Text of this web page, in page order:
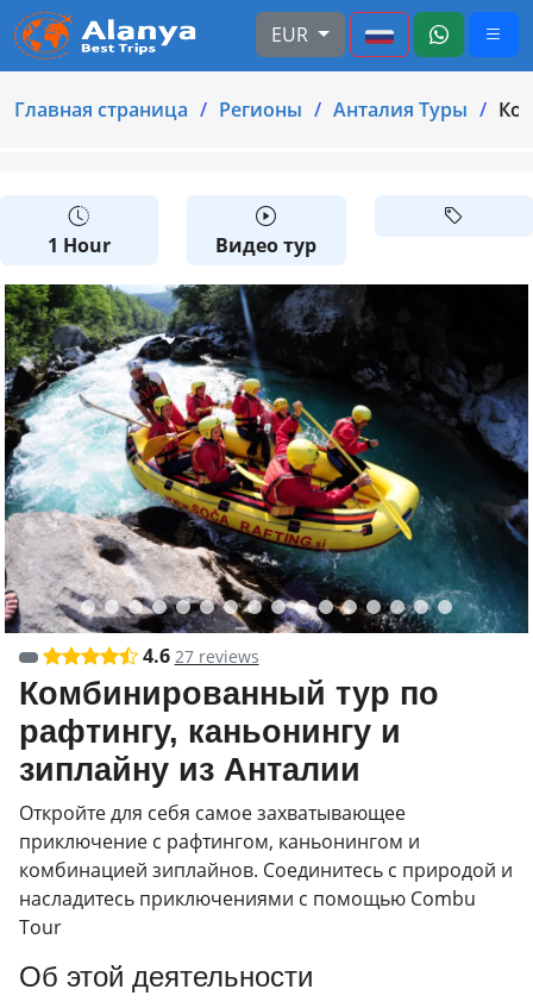
EUR
Главная страница Регионы Анталия Туры
1 Hour Видео тур
4.6 27 reviews
Комбинированный тур по
рафтингу, каньонингу и
зиплайну из Анталии
Откройте для себя самое захватывающее
приключение с рафтингом, каньонингом и
комбинацией зиплайнов. Соединитесь с природой и
насладитесь приключениями с помощью Combu
Tour
Об этой деятельности